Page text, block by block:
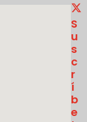
S
U
S
C
R
Í
B
E